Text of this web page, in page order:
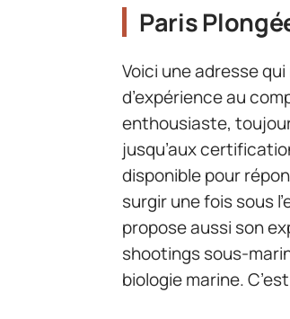
Paris
Voici une adresse
d’expérience au
enthousiaste,
jusqu’aux
disponible pour
surgir une fois sous
propose aussi son
shootings sous-
biologie marine.